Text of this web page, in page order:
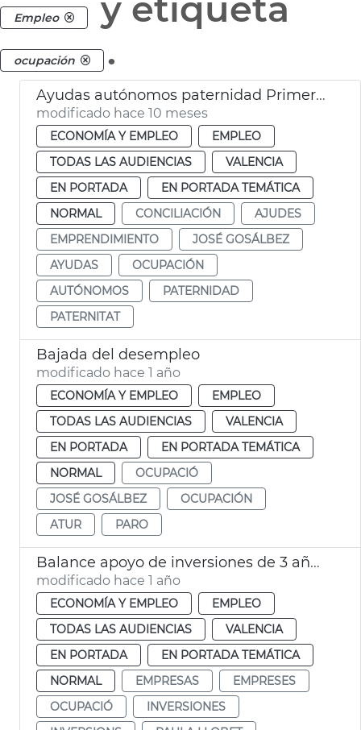
Empleo
ocupación .
Ayudas autónomos paternidad Primeros Pasos 2025 València
modificado hace 10 meses
ECONOMÍA Y EMPLEO
EMPLEO
TODAS LAS AUDIENCIAS
VALENCIA
EN PORTADA
EN PORTADA TEMÁTICA
NORMAL
CONCILIACIÓN
AJUDES
EMPRENDIMIENTO
JOSÉ GOSÁLBEZ
AYUDAS
OCUPACIÓN
AUTÓNOMOS
PATERNIDAD
PATERNITAT
Bajada del desempleo
modificado hace 1 año
ECONOMÍA Y EMPLEO
EMPLEO
TODAS LAS AUDIENCIAS
VALENCIA
EN PORTADA
EN PORTADA TEMÁTICA
NORMAL
OCUPACIÓ
JOSÉ GOSÁLBEZ
OCUPACIÓN
ATUR
PARO
Balance apoyo de inversiones de 3 años en activo de Invest in València
modificado hace 1 año
ECONOMÍA Y EMPLEO
EMPLEO
TODAS LAS AUDIENCIAS
VALENCIA
EN PORTADA
EN PORTADA TEMÁTICA
NORMAL
EMPRESAS
EMPRESES
OCUPACIÓ
INVERSIONES